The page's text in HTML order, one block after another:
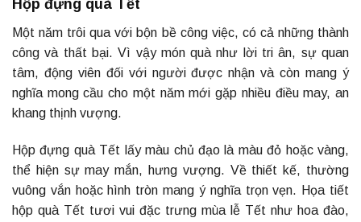
Hộp đựng quà Tết
Một năm trôi qua với bộn bề công việc, có cả những thành
công và thất bại. Vì vậy món quà như lời tri ân, sự quan
tâm, động viên đối với người được nhận và còn mang ý
nghĩa mong cầu cho một năm mới gặp nhiều điều may, an
khang thịnh vượng.
Hộp đựng quà Tết lấy màu chủ đạo là màu đỏ hoặc vàng,
thể hiện sự may mắn, hưng vượng. Về thiết kế, thường
vuông vắn hoặc hình tròn mang ý nghĩa trọn vẹn. Họa tiết
hộp quà Tết tươi vui đặc trưng mùa lễ Tết như hoa đào,